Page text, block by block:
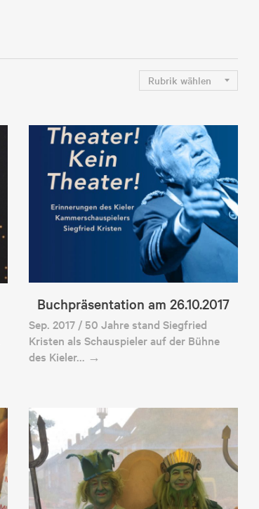
Buchpräsentation am 26.10.2017
Sep. 2017 / 50 Jahre stand Siegfried
Kristen als Schauspieler auf der Bühne
des Kieler… →